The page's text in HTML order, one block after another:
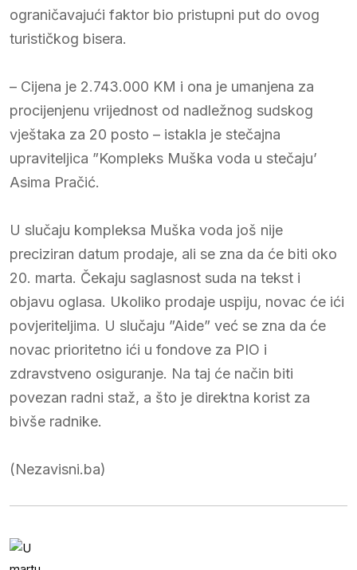
ograničavajući faktor bio pristupni put do ovog
turističkog bisera.
– Cijena je 2.743.000 KM i ona je umanjena za
procijenjenu vrijednost od nadležnog sudskog
vještaka za 20 posto – istakla je stečajna
upraviteljica ”Kompleks Muška voda u stečaju’
Asima Pračić.
U slučaju kompleksa Muška voda još nije
preciziran datum prodaje, ali se zna da će biti oko
20. marta. Čekaju saglasnost suda na tekst i
objavu oglasa. Ukoliko prodaje uspiju, novac će ići
povjeriteljima. U slučaju ”Aide” već se zna da će
novac prioritetno ići u fondove za PIO i
zdravstveno osiguranje. Na taj će način biti
povezan radni staž, a što je direktna korist za
bivše radnike.
(Nezavisni.ba)